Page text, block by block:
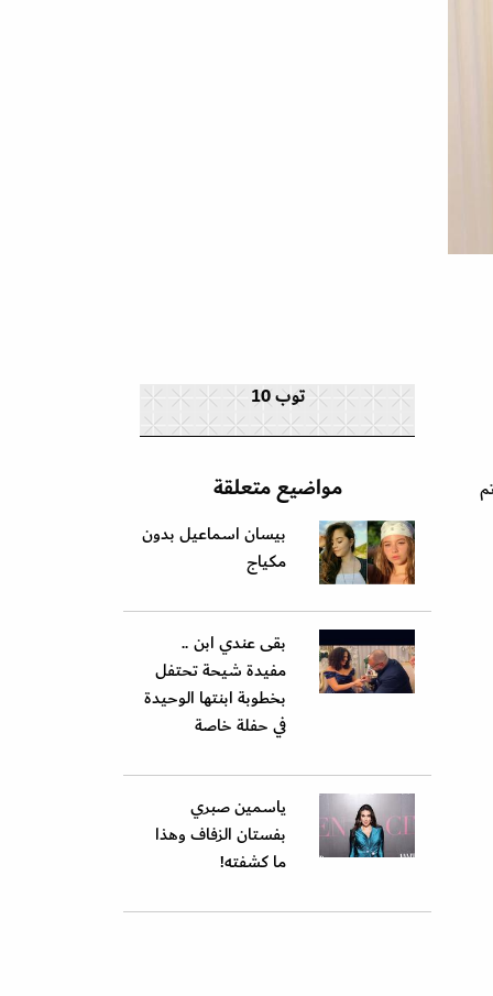
توب 10
مواضيع متعلقة
بيسان اسماعيل بدون
مكياج
بقى عندي ابن ..
مفيدة شيحة تحتفل
بخطوبة ابنتها الوحيدة
في حفلة خاصة
ياسمين صبري
بفستان الزفاف وهذا
ما كشفته!